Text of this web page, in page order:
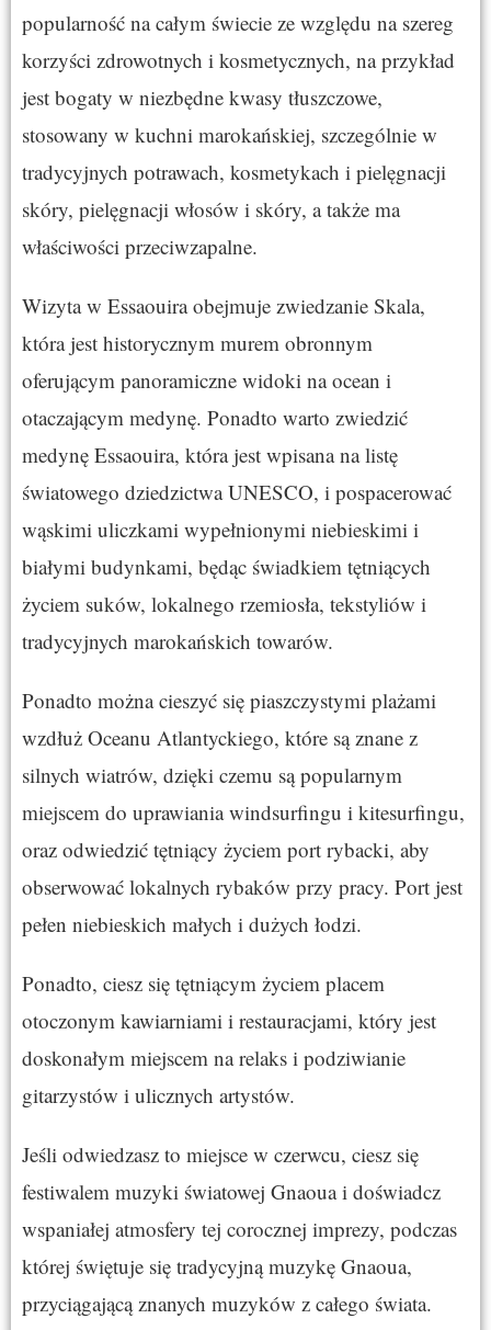
popularność na całym świecie ze względu na szereg
korzyści zdrowotnych i kosmetycznych, na przykład
jest bogaty w niezbędne kwasy tłuszczowe,
stosowany w kuchni marokańskiej, szczególnie w
tradycyjnych potrawach, kosmetykach i pielęgnacji
skóry, pielęgnacji włosów i skóry, a także ma
właściwości przeciwzapalne.
Wizyta w Essaouira obejmuje zwiedzanie Skala,
która jest historycznym murem obronnym
oferującym panoramiczne widoki na ocean i
otaczającym medynę. Ponadto warto zwiedzić
medynę Essaouira, która jest wpisana na listę
światowego dziedzictwa UNESCO, i pospacerować
wąskimi uliczkami wypełnionymi niebieskimi i
białymi budynkami, będąc świadkiem tętniących
życiem suków, lokalnego rzemiosła, tekstyliów i
tradycyjnych marokańskich towarów.
Ponadto można cieszyć się piaszczystymi plażami
wzdłuż Oceanu Atlantyckiego, które są znane z
silnych wiatrów, dzięki czemu są popularnym
miejscem do uprawiania windsurfingu i kitesurfingu,
oraz odwiedzić tętniący życiem port rybacki, aby
obserwować lokalnych rybaków przy pracy. Port jest
pełen niebieskich małych i dużych łodzi.
Ponadto, ciesz się tętniącym życiem placem
otoczonym kawiarniami i restauracjami, który jest
doskonałym miejscem na relaks i podziwianie
gitarzystów i ulicznych artystów.
Jeśli odwiedzasz to miejsce w czerwcu, ciesz się
festiwalem muzyki światowej Gnaoua i doświadcz
wspaniałej atmosfery tej corocznej imprezy, podczas
której świętuje się tradycyjną muzykę Gnaoua,
przyciągającą znanych muzyków z całego świata.